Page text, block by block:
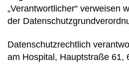
„Verantwortlicher“ verweisen
der
Datenschutzrechtlich
am Hospital, Hauptstraße 61,